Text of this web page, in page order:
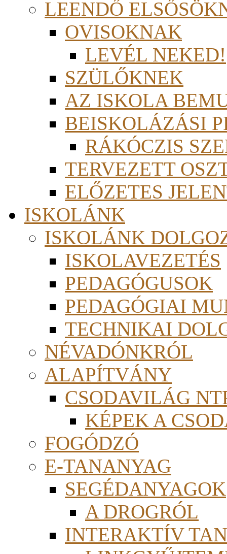
LEENDŐ
OVISOKNAK
LEVÉL NEKED!
SZÜLŐKNEK
AZ ISKOLA
BEISKOLÁZÁSI
RÁKÓCZIS
TERVEZETT
ELŐZETES
ISKOLÁNK
ISKOLÁNK
ISKOLAVEZETÉS
PEDAGÓGUSOK
PEDAGÓGIAI
TECHNIKAI
NÉVADÓNKRÓL
ALAPÍTVÁNY
CSODAVILÁG
KÉPEK A
FOGÓDZÓ
E-TANANYAG
SEGÉDANYAGOK
A DROGRÓL
INTERAKTÍV